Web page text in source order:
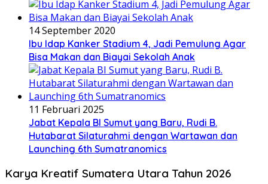
14 September 2020
Ibu Idap Kanker Stadium 4, Jadi Pemulung Agar
Bisa Makan dan Biayai Sekolah Anak
11 Februari 2025
Jabat Kepala BI Sumut yang Baru, Rudi B.
Hutabarat Silaturahmi dengan Wartawan dan
Launching 6th Sumatranomics
Karya Kreatif Sumatera Utara Tahun 2026